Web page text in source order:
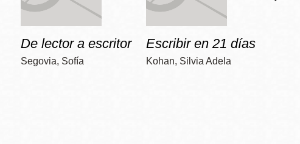
De lector a escritor
Segovia, Sofía
Escribir en 21 días
Kohan, Silvia Adela